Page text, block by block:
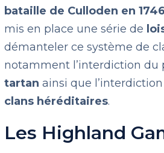
bataille de Culloden en 1746
mis en place une série de
démanteler ce système de
notamment l’interdiction du
tartanainsi que
clans héréditaires.
Les Highland